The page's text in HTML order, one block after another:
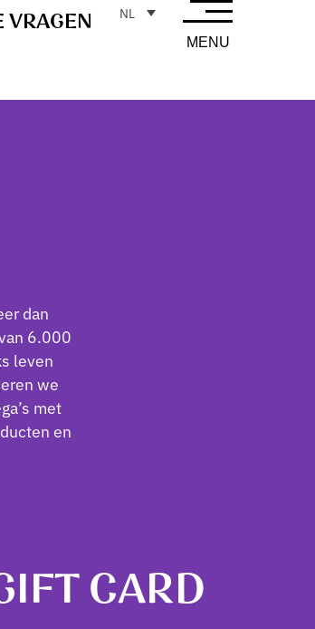
VRAGEN NL
MENU
dan
6.000
leven
we
met
en
CARD